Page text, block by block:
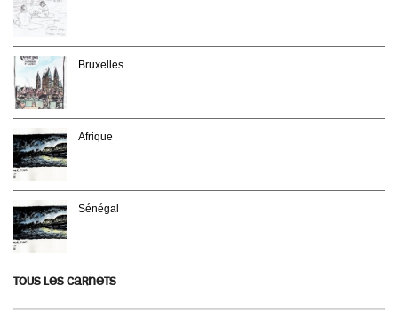
Bruxelles
Afrique
Sénégal
TOUS LES CARNETS